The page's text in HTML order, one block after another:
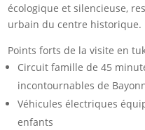
écologique et silencieuse,
urbain du centre historique.
Points forts de la visite en
Circuit famille de 45
incontournables de
Véhicules électriques
enfants